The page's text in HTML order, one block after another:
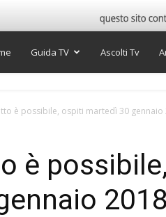
Guida TV Ascolti Tv
è possibile, ospiti martedì 30 gennaio
è
2018